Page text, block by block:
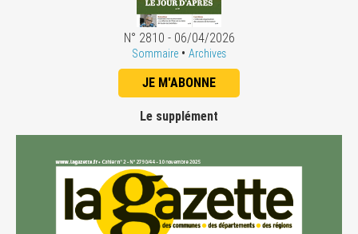
N° 2810 - 06/04/2026
Sommaire • Archives
JE M'ABONNE
Le supplément